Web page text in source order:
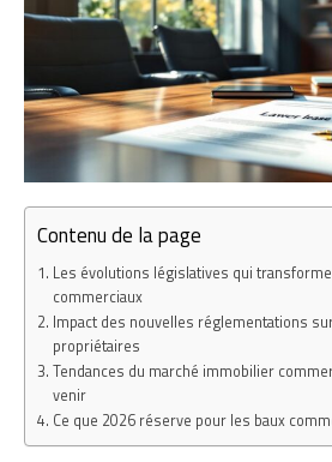
Contenu de la page
Les évolutions législatives qui
commerciaux
Impact des nouvelles réglementations
propriétaires
Tendances du marché immobilier
venir
Ce que 2026 réserve pour les baux